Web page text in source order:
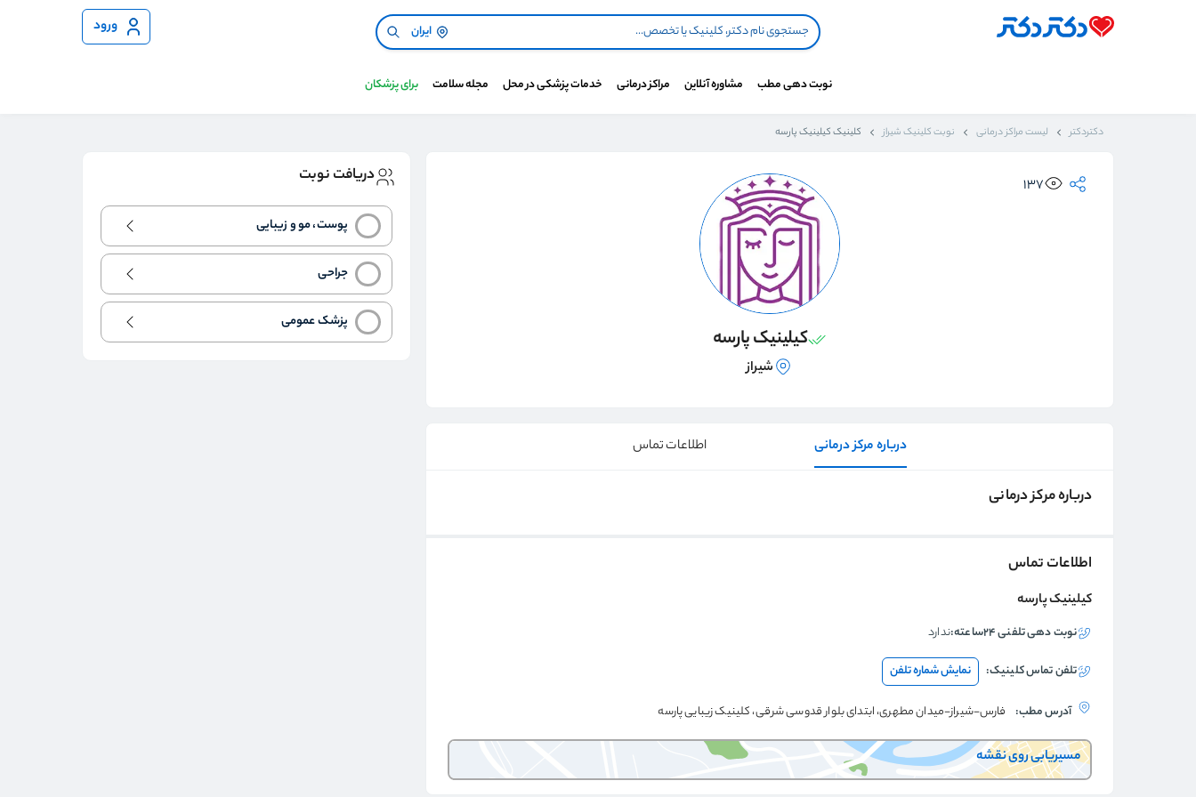
ایران ورود
نوبت دهی مطب مشاوره آنلاین مراکز درمانی خدمات پزشکی در محل مجله سلامت برای پزشکان
دکتردکتر لیست مراکز درمانی نوبت کلینیک شیراز کلینیک کیلینیک پارسه
137
کیلینیک پارسه
شیراز
درباره مرکز درمانی اطلاعات تماس
درباره مرکز درمانی
اطلاعات تماس
کیلینیک پارسه
نوبت دهی تلفنی ۲۴ساعته: ندارد
تلفن تماسکلینیک: نمایش شماره تلفن
آدرس مطب: فارس-شیراز-میدان مطهری، ابتدای بلوار قدوسی شرقی، کلینیک زیبایی پارسه
مسیریابی روی نقشه
دریافت نوبت
پوست، مو و زیبایی
جراحی
پزشک عمومی